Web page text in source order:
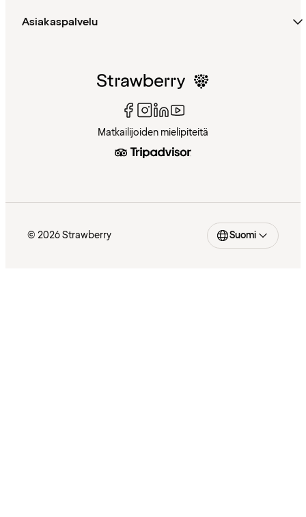
Asiakaspalvelu
Matkailijoiden mielipiteitä
© 2026 Strawberry Suomi